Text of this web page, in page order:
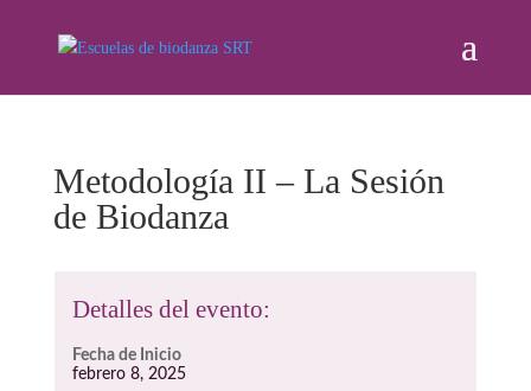
Metodología II – La Sesión
de Biodanza
Detalles del evento:
Fecha de Inicio
febrero 8, 2025